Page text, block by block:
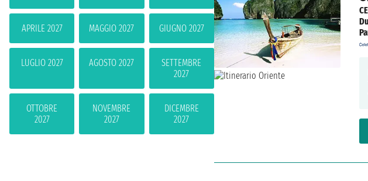
APRILE 2027 MAGGIO 2027 GIUGNO 2027
LUGLIO 2027 AGOSTO 2027
SETTEMBRE
2027
OTTOBRE
2027
NOVEMBRE
2027
DICEMBRE
2027